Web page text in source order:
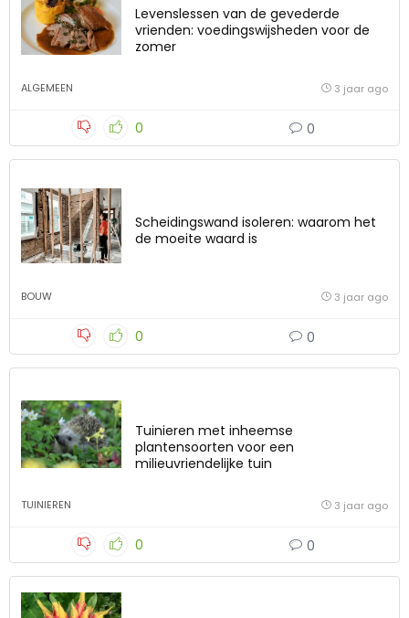
Levenslessen van de gevederde
vrienden: voedingswijsheden voor de
zomer
ALGEMEEN 3 jaar ago
0 0
Scheidingswand isoleren: waarom het
de moeite waard is
BOUW 3 jaar ago
0 0
Tuinieren met inheemse
plantensoorten voor een
milieuvriendelijke tuin
TUINIEREN 3 jaar ago
0 0